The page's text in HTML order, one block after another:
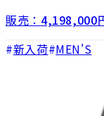
販売： 4,198,000
新入荷 MEN'S